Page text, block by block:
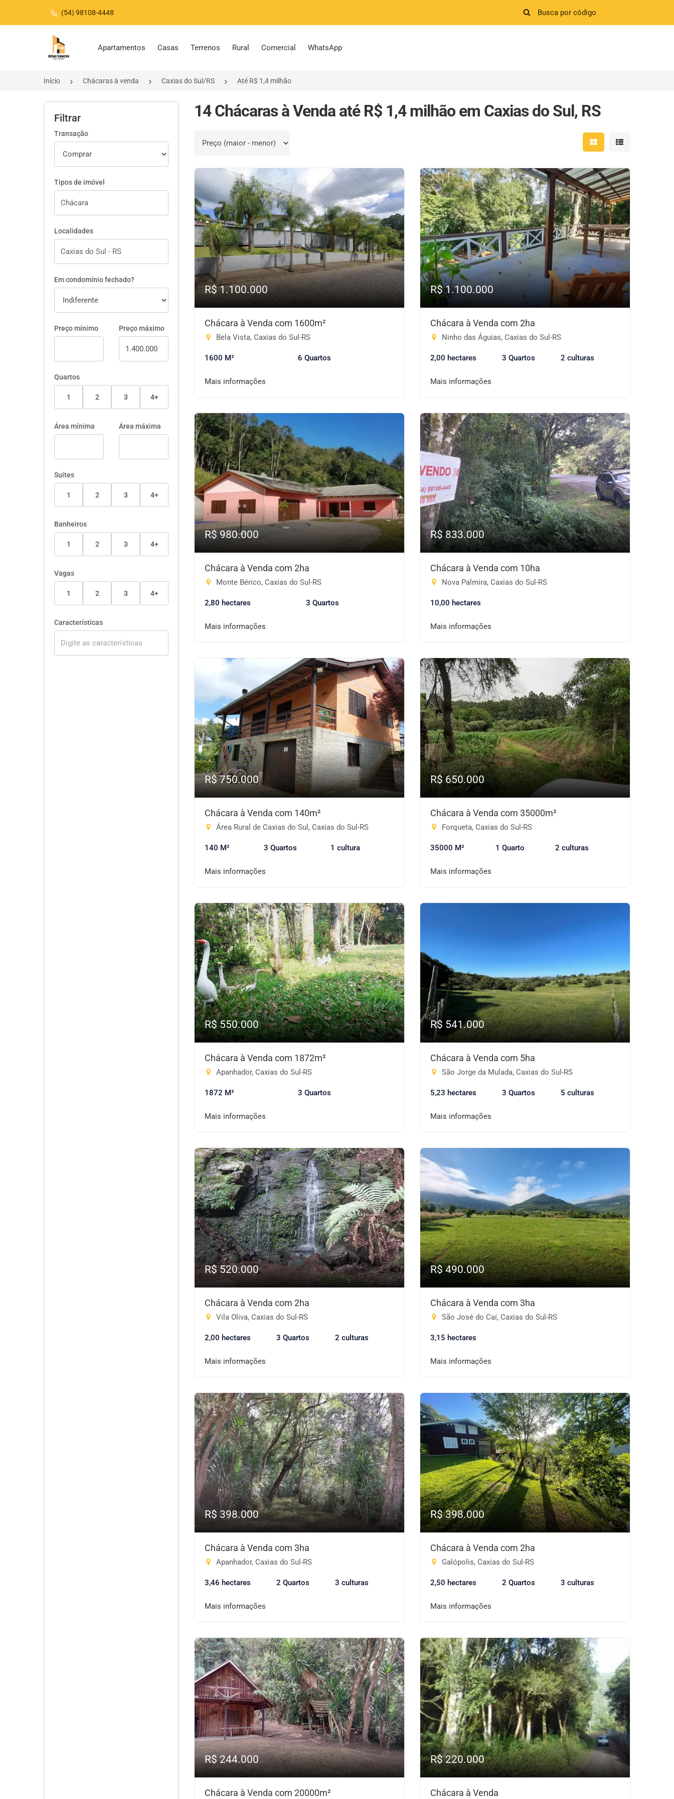
(54) 98108-4448
Página inicial
Apartamentos Casas Terrenos Rural Comercial WhatsApp
Início Chácaras à venda Caxias do Sul/RS Até R$ 1,4 milhão
Filtrar
Transação
Tipos de imóvel
Localidades
Em condomínio fechado?
Preço mínimo Preço máximo
Quartos
1 2 3 4+
Área mínima Área máxima
Suítes
1 2 3 4+
Banheiros
1 2 3 4+
Vagas
1 2 3 4+
Características
14 Chácaras à Venda até R$ 1,4 milhão em Caxias do Sul, RS
Ordenar por Mostrar resultados em
Mostrar
R$ 1.100.000
Chácara à Venda com 1600m²
Bela Vista, Caxias do Sul-RS
1600 M² 6 Quartos
Mais informações
R$ 1.100.000
Chácara à Venda com 2ha
Ninho das Águias, Caxias do Sul-RS
2,00 hectares 3 Quartos 2 culturas
Mais informações
R$ 980.000
Chácara à Venda com 2ha
Monte Bérico, Caxias do Sul-RS
2,80 hectares 3 Quartos
Mais informações
R$ 833.000
Chácara à Venda com 10ha
Nova Palmira, Caxias do Sul-RS
10,00 hectares
Mais informações
R$ 750.000
Chácara à Venda com 140m²
Área Rural de Caxias do Sul, Caxias do Sul-RS
140 M² 3 Quartos 1 cultura
Mais informações
R$ 650.000
Chácara à Venda com 35000m²
Forqueta, Caxias do Sul-RS
35000 M² 1 Quarto 2 culturas
Mais informações
R$ 550.000
Chácara à Venda com 1872m²
Apanhador, Caxias do Sul-RS
1872 M² 3 Quartos
Mais informações
R$ 541.000
Chácara à Venda com 5ha
São Jorge da Mulada, Caxias do Sul-RS
5,23 hectares 3 Quartos 5 culturas
Mais informações
R$ 520.000
Chácara à Venda com 2ha
Vila Oliva, Caxias do Sul-RS
2,00 hectares 3 Quartos 2 culturas
Mais informações
R$ 490.000
Chácara à Venda com 3ha
São José do Caí, Caxias do Sul-RS
3,15 hectares
Mais informações
R$ 398.000
Chácara à Venda com 3ha
Apanhador, Caxias do Sul-RS
3,46 hectares 2 Quartos 3 culturas
Mais informações
R$ 398.000
Chácara à Venda com 2ha
Galópolis, Caxias do Sul-RS
2,50 hectares 2 Quartos 3 culturas
Mais informações
R$ 244.000
Chácara à Venda com 20000m²
R$ 220.000
Chácara à Venda